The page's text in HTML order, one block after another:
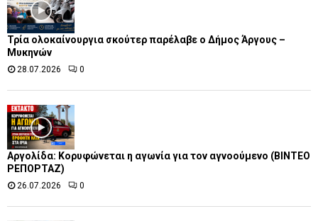
Τρία ολοκαίνουργια σκούτερ παρέλαβε o Δήμος Άργους –
Μυκηνών
28.07.2026 0
Αργολίδα: Κορυφώνεται η αγωνία για τον αγνοούμενο (ΒΙΝΤΕΟ
ΡΕΠΟΡΤΑΖ)
26.07.2026 0